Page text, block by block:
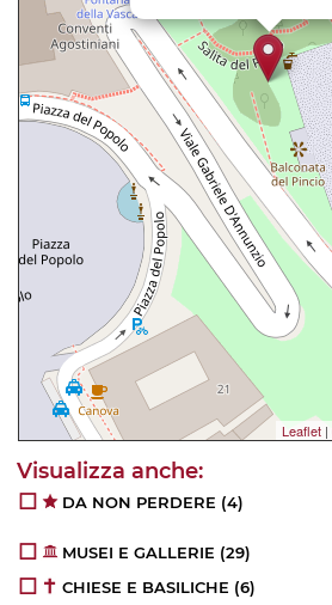
Leaflet |
DA NON PERDERE (4)
MUSEI E GALLERIE (29)
CHIESE E BASILICHE (6)